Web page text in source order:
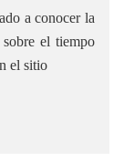
a conocer la
el tiempo
el sitio